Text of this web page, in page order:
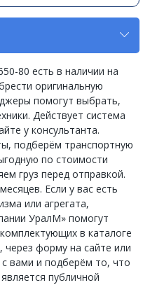
80 есть в наличии на
оригинальную
помогут выбрать,
Действует система
у консультанта.
подберём транспортную
по стоимости
груз перед отправкой.
Если у вас есть
или агрегата,
УралМ» помогут
в каталоге
через форму на сайте или
вами и подберём то, что
публичной